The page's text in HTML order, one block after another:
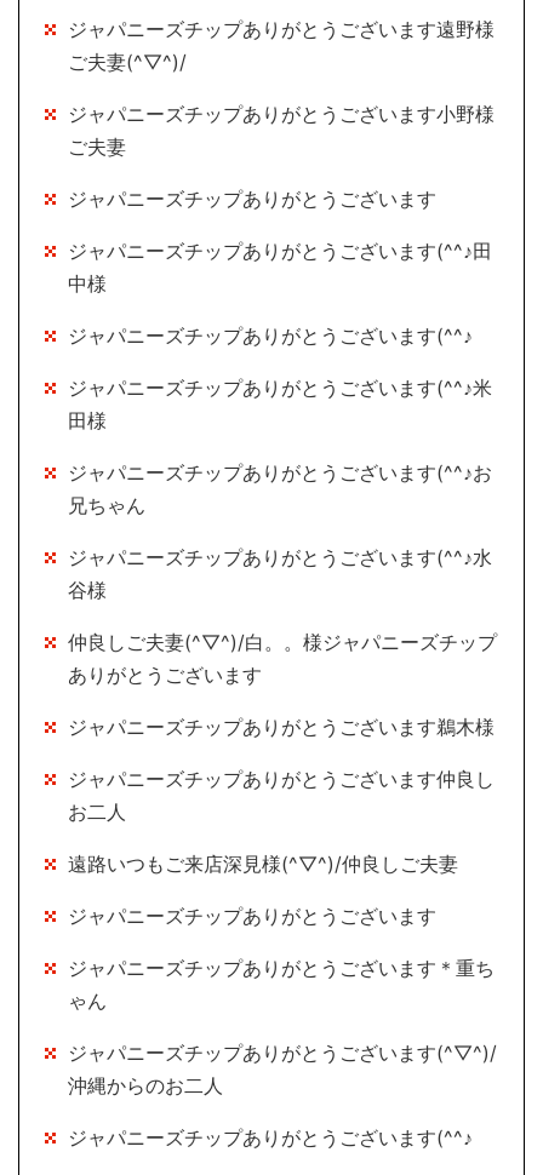
ジャパニーズチップありがとうございます遠野様
ご夫妻(^▽^)/
ジャパニーズチップありがとうございます小野様
ご夫妻
ジャパニーズチップありがとうございます
ジャパニーズチップありがとうございます(^^♪田
中様
ジャパニーズチップありがとうございます(^^♪
ジャパニーズチップありがとうございます(^^♪米
田様
ジャパニーズチップありがとうございます(^^♪お
兄ちゃん
ジャパニーズチップありがとうございます(^^♪水
谷様
仲良しご夫妻(^▽^)/白。。様ジャパニーズチップ
ありがとうございます
ジャパニーズチップありがとうございます鵜木様
ジャパニーズチップありがとうございます仲良し
お二人
遠路いつもご来店深見様(^▽^)/仲良しご夫妻
ジャパニーズチップありがとうございます
ジャパニーズチップありがとうございます＊重ち
ゃん
ジャパニーズチップありがとうございます(^▽^)/
沖縄からのお二人
ジャパニーズチップありがとうございます(^^♪